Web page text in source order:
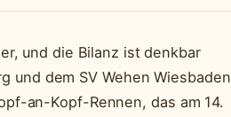
und die Bilanz ist denkbar
und dem SV Wehen Wiesbaden
an-Kopf-Rennen, das am 14.